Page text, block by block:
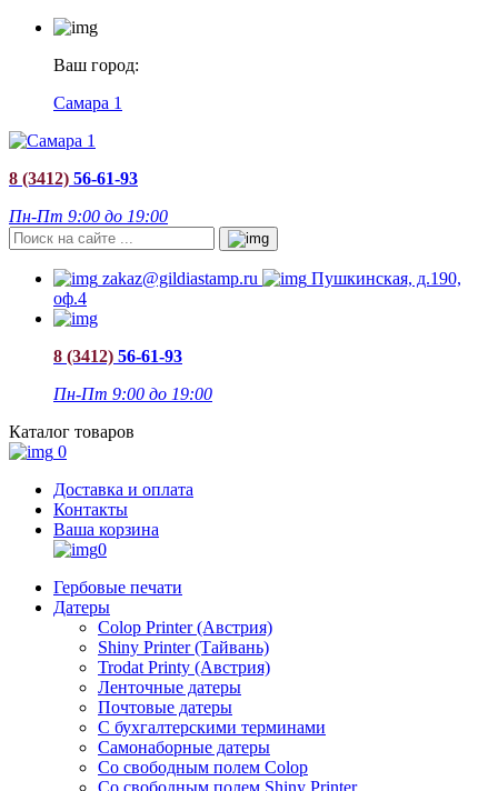
Ваш город:
Самара 1
8 (3412) 56-61-93
Пн-Пт 9:00 до 19:00
zakaz@gildiastamp.ru
Пушкинская, д.190,
оф.4
8 (3412) 56-61-93
Пн-Пт 9:00 до 19:00
Каталог товаров
0
Доставка и оплата
Контакты
Ваша корзина
0
Гербовые печати
Датеры
Colop Printer (Австрия)
Shiny Printer (Тайвань)
Trodat Printy (Австрия)
Ленточные датеры
Почтовые датеры
С бухгалтерскими терминами
Самонаборные датеры
Со свободным полем Colop
Со свободным полем Shiny Printer